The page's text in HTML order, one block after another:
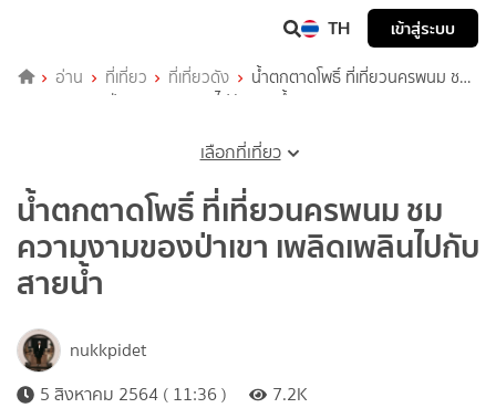
TH เข้าสู่ระบบ
อ่าน ที่เที่ยว ที่เที่ยวดัง
น้ำตกตาดโพธิ์ ที่เที่ยวนครพนม ชม
ความงามของป่าเขา เพลิดเพลินไปกับสายน้ำ
เลือกที่เที่ยว
น้ำตกตาดโพธิ์ ที่เที่ยวนครพนม ชม
ความงามของป่าเขา เพลิดเพลินไปกับ
สายน้ำ
nukkpidet
5 สิงหาคม 2564 ( 11:36 )
7.2K